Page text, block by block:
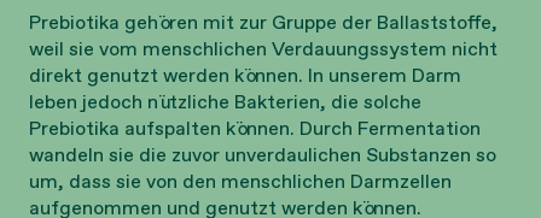
Prebiotika gehören mit zur Gruppe der Ballaststoffe,
weil sie vom menschlichen Verdauungssystem nicht
direkt genutzt werden können. In unserem Darm
leben jedoch nützliche Bakterien, die solche
Prebiotika aufspalten können. Durch Fermentation
wandeln sie die zuvor unverdaulichen Substanzen so
um, dass sie von den menschlichen Darmzellen
aufgenommen und genutzt werden können.